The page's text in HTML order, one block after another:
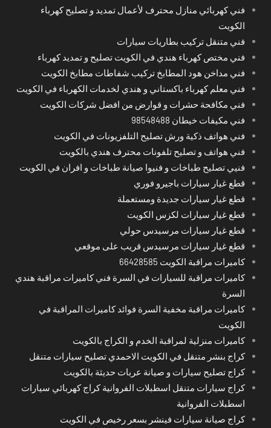
فني كهربائي منازل محترف لأعمال تمديد و تصليح كهرباء
الكويت
فني متنقل تركيب بطاريات سيارات
فني مختص كهرباء هندي في الكويت تصليح و تمديد كهرباء
فني مداخن هود المطابخ تركيب شفاطات مطابخ الكويت
فني معلم كهرباء باكستاني و هندي لخدمات الكهرباء في الكويت
فني مكافحة حشرات و قوارض من افضل شركات الكويت
فني مكيفات خيطان 98548488
فني هواتف ذكية ورش تصليح التلفزيونات في الكويت
فني هواتف و تصليح تلفونات محترف هندي بالكويت
فنيي تصليح طباخات و فنيوا صيانة طباخات و افران في الكويت
قطع غيار سيارات باجيرو فوري
قطع غيار سيارات جديدة ومستعملة
قطع غيار سيارات لكزس الكويت
قطع غيار سيارات مرسيدس حولي
قطع غيار سيارات مرسيدس قريب على موقعي
كاميرات مراقبة الكويت 66428585
كاميرات مراقبة للسيارات في السرة فني كاميرات مراقبة هندي
السرة
كاميرات مراقبة مخفية السرة فوائد كاميرات المراقبة في
الكويت
كاميرات منزلية لمراقبة الخدم و الكراج بالكويت
كراج بنشر متنقل في الكويت الاحمدي تصليح سيارات متنقل
كراج تصليح سيارات و صيانة عربات حديثة بالكويت
كراج سيارات متنقل اسطبلات الفروانية كراج كهربائي سيارات
اسطبلات الفروانية
كراج صيانة سيارات فينشر بسعر رخيص في الكويت